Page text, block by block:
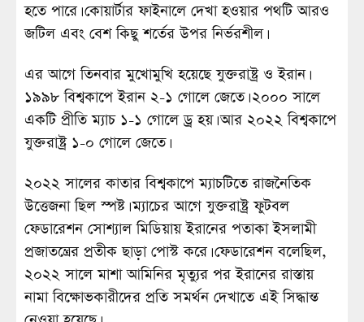
হতে পারে। কোয়ার্টার ফাইনালে দেখা হওয়ার পথটি আরও
জটিল এবং বেশ কিছু শর্তের উপর নির্ভরশীল।
এর আগে তিনবার মুখোমুখি হয়েছে যুক্তরাষ্ট্র ও ইরান।
১৯৯৮ বিশ্বকাপে ইরান ২-১ গোলে জেতে। ২০০০ সালে
একটি প্রীতি ম্যাচ ১-১ গোলে ড্র হয়। আর ২০২২ বিশ্বকাপে
যুক্তরাষ্ট্র ১-০ গোলে জেতে।
২০২২ সালের কাতার বিশ্বকাপে ম্যাচটিতে রাজনৈতিক
উত্তেজনা ছিল স্পষ্ট। ম্যাচের আগে যুক্তরাষ্ট্র ফুটবল
ফেডারেশন সোশ্যাল মিডিয়ায় ইরানের পতাকা ইসলামী
প্রজাতন্ত্রের প্রতীক ছাড়া পোস্ট করে। ফেডারেশন বলেছিল,
২০২২ সালে মাশা আমিনির মৃত্যুর পর ইরানের রাস্তায়
নামা বিক্ষোভকারীদের প্রতি সমর্থন দেখাতে এই সিদ্ধান্ত